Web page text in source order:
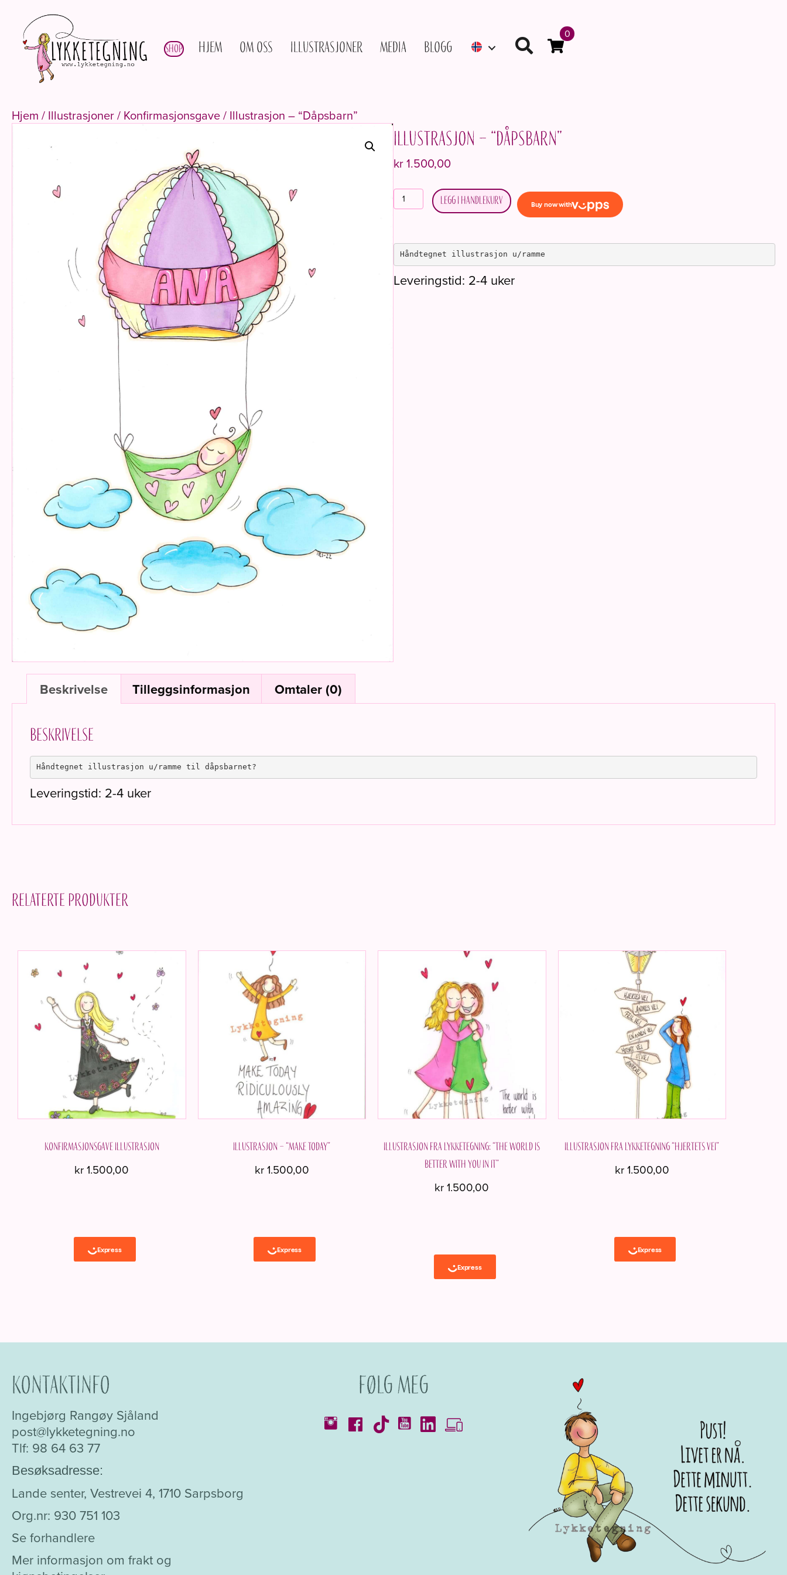
Shop Hjem Om oss Illustrasjoner Media Blogg
0
Hjem / Illustrasjoner/ Konfirmasjonsgave/ Illustrasjon – “Dåpsbarn”
Illustrasjon – “Dåpsbarn”
kr1.500,00
Illustrasjon
-
antall
Legg i handlekurv
Håndtegnet illustrasjon u/ramme
Leveringstid: 2-4 uker
Beskrivelse Tilleggsinformasjon Omtaler (0)
Beskrivelse
Håndtegnet illustrasjon u/ramme til dåpsbarnet?
Leveringstid: 2-4 uker
Relaterte produkter
Konfirmasjonsgave Illustrasjon
kr1.500,00
Illustrasjon – “Make today”
kr1.500,00
Illustrasjon fra Lykketegning: “The world is
better with you in it”
kr1.500,00
Illustrasjon fra Lykketegning “Hjertets vei”
kr1.500,00
Kontaktinfo
Ingebjørg Rangøy Sjåland
post@lykketegning.no
Tlf: 98 64 63 77
Besøksadresse:
Lande senter, Vestrevei 4, 1710 Sarpsborg
Org.nr: 930 751 103
Se forhandlere
Mer informasjon om frakt og
Følg meg
Kataloger